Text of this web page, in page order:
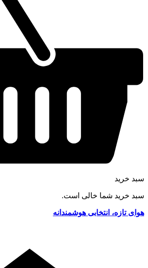
سبد خرید
سبد خرید شما خالی است.
هوای تازه، انتخابی هوشمندانه